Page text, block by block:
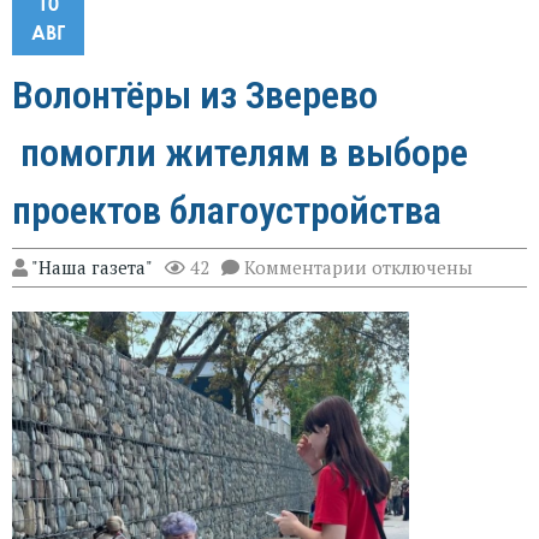
АВГ
Волонтёры из Зверево
помогли жителям в выборе
проектов благоустройства
"Наша газета" 42 Комментарии к
записи
Волонтёры
из
Зверево
помогли
жителям
в
выборе
проектов
благоустройства
отключены